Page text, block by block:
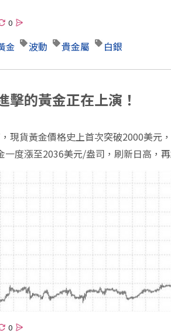
blog.asp?id=149672
0
金 波動 貴金屬 白銀
擊的黃金正在上演！
現貨黃金價格史上首次突破2000美元
一度漲至2036美元/盎司，刷新日高，
0